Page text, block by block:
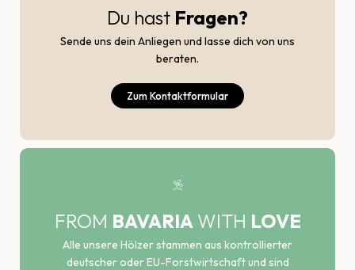
Du hast Fragen?
Sende uns dein Anliegen und lasse dich von uns
beraten.
Zum Kontaktformular
FROM BAVARIA WITH LOVE
Alle unsere Hölzer stammen aus kontrollierter
deutscher oder EU-Forstwirtschaft und sind